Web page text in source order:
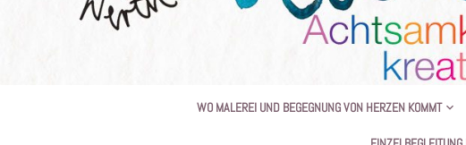
WO MALEREI UND BEGEGNUNG VON HERZEN KOMMT